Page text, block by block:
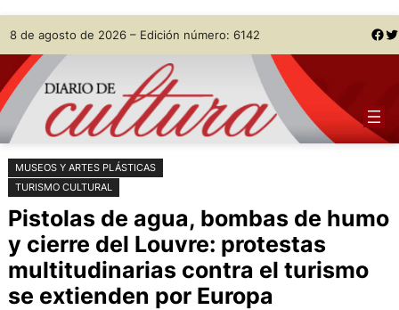
Saltar
al
contenido
Skip
to
content
8 de agosto de 2026 – Edición número: 6142 Facebook Twitter
MUSEOS Y ARTES PLÁSTICAS
TURISMO CULTURAL
Pistolas de agua, bombas de humo
y cierre del Louvre: protestas
multitudinarias contra el turismo
se extienden por Europa